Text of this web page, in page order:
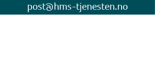
post@hms-tjenesten.no